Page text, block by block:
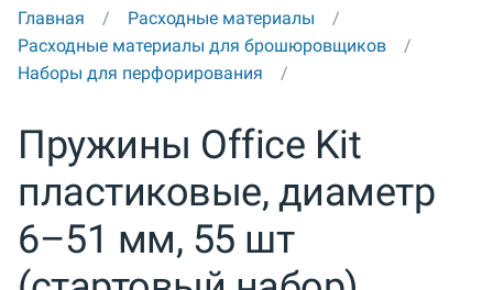
Главная
Расходные материалы
Расходные материалы для брошюровщиков
Наборы для перфорирования
Пружины Office Kit
пластиковые, диаметр
6–51 мм, 55 шт